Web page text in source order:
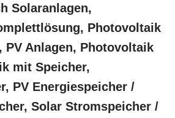
Solaranlagen,
Photovoltaik
PV Anlagen, Photovoltaik
mit Speicher,
PV Energiespeicher /
Solar Stromspeicher /